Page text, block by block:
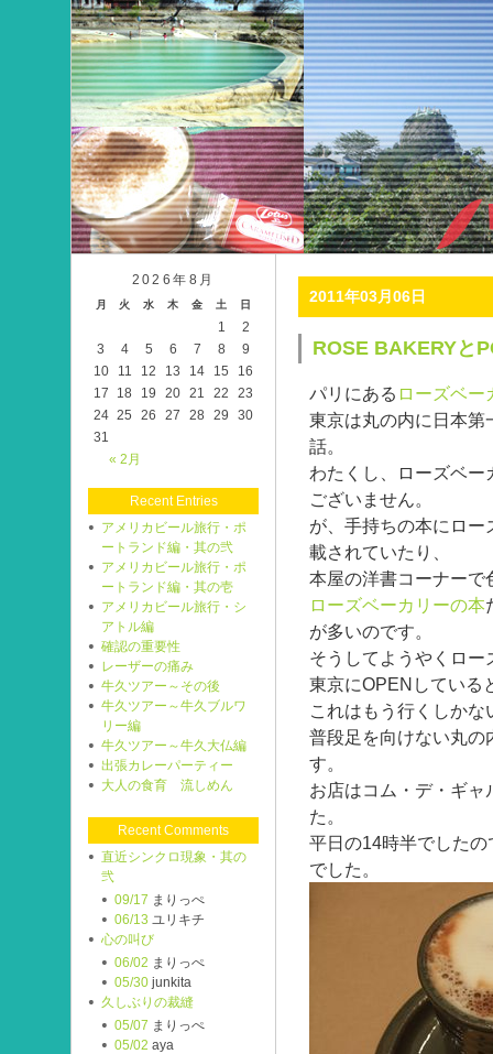
2011年03月06日
ROSE BAKERYと
パリにある ローズベー
東京は丸の内に日本第
話。
わたくし、ローズベ
ございません。
が、手持ちの本にロ
載されていたり、
本屋の洋書コーナーで
ローズベーカリーの本
が多いのです。
そうしてようやくロ
東京にOPENしている
これはもう行くしか
普段足を向けない丸の
す。
お店はコム・デ・ギ
た。
平日の14時半でした
でした。
2026年8月
月 火 水 木 金 土 日
« 2月
1
2
3
4 5 6 7 8
9
10
11 12 13 14 15
16
17
18 19 20 21 22
23
24 25 26 27 28 29
30
31
Recent Entries
アメリカビール旅行・ポ
ートランド編・其の弐
アメリカビール旅行・ポ
ートランド編・其の壱
アメリカビール旅行・シ
アトル編
確認の重要性
レーザーの痛み
牛久ツアー～その後
牛久ツアー～牛久ブルワ
リー編
牛久ツアー～牛久大仏編
出張カレーパーティー
大人の食育 流しめん
Recent Comments
直近シンクロ現象・其の
弐
09/17 まりっぺ
06/13 ユリキチ
心の叫び
06/02 まりっぺ
05/30 junkita
久しぶりの裁縫
05/07 まりっぺ
05/02 aya